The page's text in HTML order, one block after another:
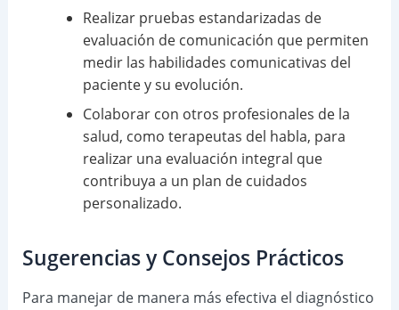
Realizar pruebas estandarizadas de
evaluación de comunicación que permiten
medir las habilidades comunicativas del
paciente y su evolución.
Colaborar con otros profesionales de la
salud, como terapeutas del habla, para
realizar una evaluación integral que
contribuya a un plan de cuidados
personalizado.
Sugerencias y Consejos Prácticos
Para manejar de manera más efectiva el diagnóstico